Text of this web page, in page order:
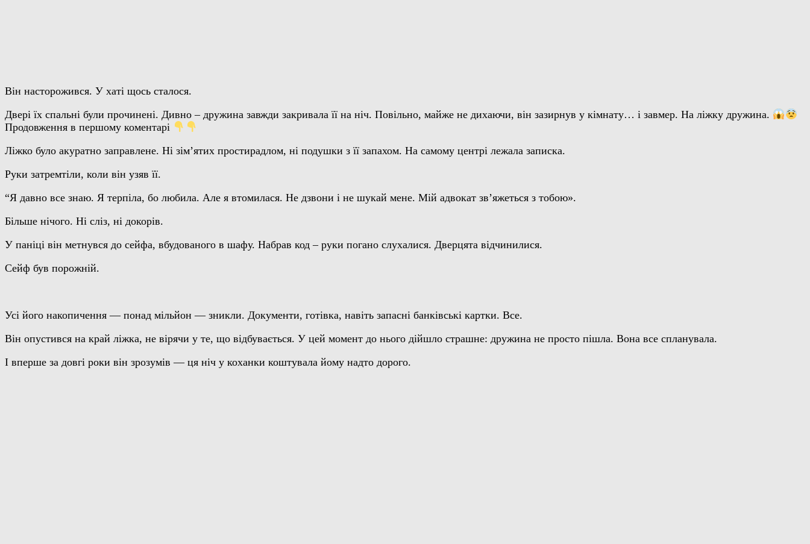
Він насторожився. У хаті щось сталося.
Двері їх спальні були прочинені. Дивно – дружина завжди закривала її на ніч. Повільно, майже не дихаючи, він зазирнув у кімнату… і завмер. На ліжку дружина.
Продовження в першому коментарі
Ліжко було акуратно заправлене. Ні зім’ятих простирадлом, ні подушки з її запахом. На самому центрі лежала записка.
Руки затремтіли, коли він узяв її.
“Я давно все знаю. Я терпіла, бо любила. Але я втомилася. Не дзвони і не шукай мене. Мій адвокат зв’яжеться з тобою».
Більше нічого. Ні сліз, ні докорів.
У паніці він метнувся до сейфа, вбудованого в шафу. Набрав код – руки погано слухалися. Дверцята відчинилися.
Сейф був порожній.
Усі його накопичення — понад мільйон — зникли. Документи, готівка, навіть запасні банківські картки. Все.
Він опустився на край ліжка, не вірячи у те, що відбувається. У цей момент до нього дійшло страшне: дружина не просто пішла. Вона все спланувала.
І вперше за довгі роки він зрозумів — ця ніч у коханки коштувала йому надто дорого.